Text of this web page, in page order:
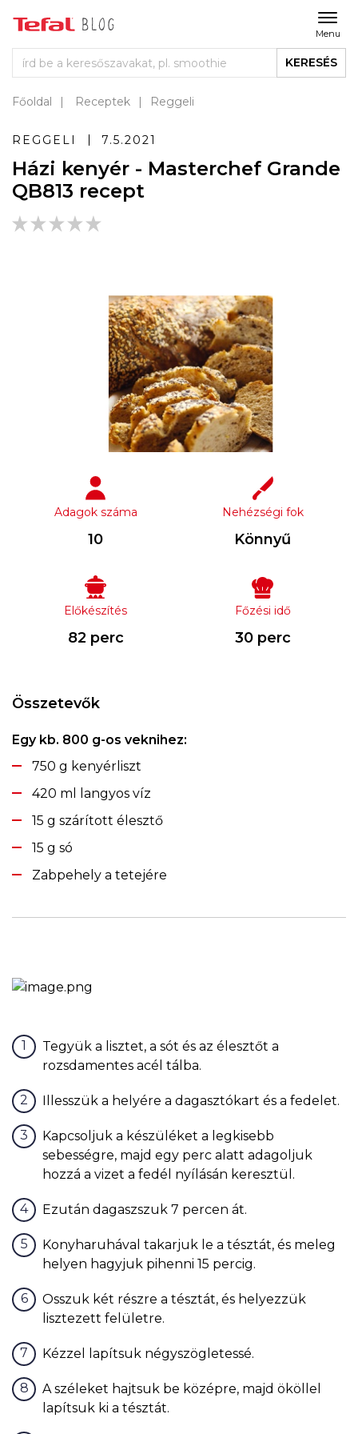
Menu
KERESÉS
Főoldal Receptek Reggeli
REGGELI 7.5.2021
Házi kenyér - Masterchef Grande
QB813 recept
Adagok száma
10
Nehézségi fok
Könnyű
Előkészítés
82 perc
Főzési idő
30 perc
Összetevők
Egy kb. 800 g-os veknihez:
750 g kenyérliszt
420 ml langyos víz
15 g szárított élesztő
15 g só
Zabpehely a tetejére
Tegyük a lisztet, a sót és az élesztőt a
rozsdamentes acél tálba.
Illesszük a helyére a dagasztókart és a fedelet.
Kapcsoljuk a készüléket a legkisebb
sebességre, majd egy perc alatt adagoljuk
hozzá a vizet a fedél nyílásán keresztül.
Ezután dagaszszuk 7 percen át.
Konyharuhával takarjuk le a tésztát, és meleg
helyen hagyjuk pihenni 15 percig.
Osszuk két részre a tésztát, és helyezzük
lisztezett felületre.
Kézzel lapítsuk négyszögletessé.
A széleket hajtsuk be középre, majd ököllel
lapítsuk ki a tésztát.